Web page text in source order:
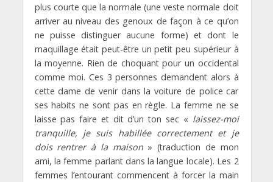
plus courte que la normale (une veste normale doit
arriver au niveau des genoux de façon à ce qu’on
ne puisse distinguer aucune forme) et dont le
maquillage était peut-être un petit peu supérieur à
la moyenne. Rien de choquant pour un occidental
comme moi. Ces 3 personnes demandent alors à
cette dame de venir dans la voiture de police car
ses habits ne sont pas en règle. La femme ne se
laisse pas faire et dit d’un ton sec « laissez-moi
tranquille, je suis habillée correctement et je
dois rentrer à la maison» (traduction de mon
ami, la femme parlant dans la langue locale). Les 2
femmes l’entourant commencent à forcer la main